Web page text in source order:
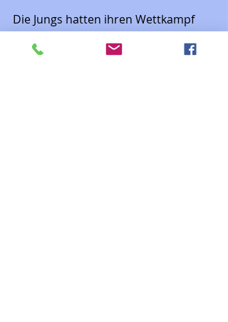
Die Jungs hatten ihren Wettkampf
um 10 Uhr. Wir liefen uns derweil
aus und anschließend ging es zurück